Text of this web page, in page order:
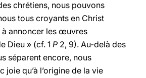
chrétiens, nous pouvons
tous croyants en Christ
à annoncer les œuvres
Dieu » (cf. 1 P 2, 9). Au-delà des
séparent encore, nous
joie qu’à l’origine de la vie